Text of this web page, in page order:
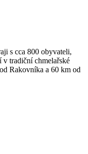
s cca 800 obyvateli,
v tradiční chmelařské
Rakovníka a 60 km od